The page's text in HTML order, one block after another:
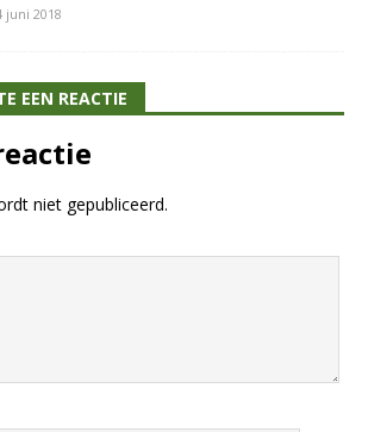
juni 2018
EEN REACTIE
niet gepubliceerd.